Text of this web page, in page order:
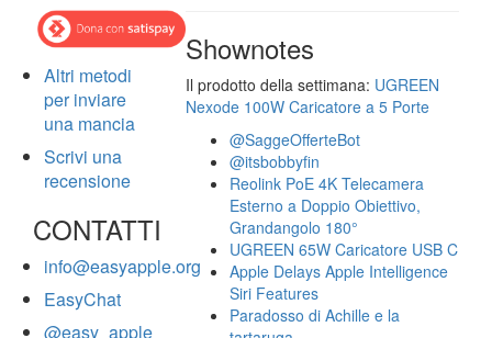
Altri metodi
per inviare
una mancia
Scrivi una
recensione
CONTATTI
info@easyapple.org
EasyChat
@easy_apple
Shownotes
Il prodotto della settimana: UGREEN
Nexode 100W Caricatore a 5 Porte
@SaggeOfferteBot
@itsbobbyfin
Reolink PoE 4K Telecamera
Esterno a Doppio Obiettivo,
Grandangolo 180°
UGREEN 65W Caricatore USB C
Apple Delays Apple Intelligence
Siri Features
Paradosso di Achille e la